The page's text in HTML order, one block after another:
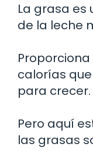
La grasa es
de la leche
calorías
para crecer.
Pero aquí
las grasas